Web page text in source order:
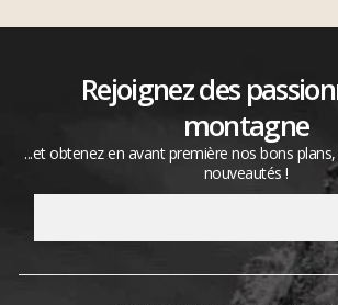
Rejoignez des
montagne
...et obtenez en avant première nos bons
nouveautés !